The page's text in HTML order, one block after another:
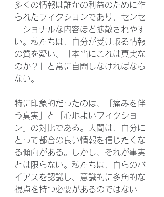
多くの情報は誰かの利益のために作
られたフィクションであり、センセ
ーショナルな内容ほど拡散されやす
い。私たちは、自分が受け取る情報
の質を疑い、「本当にこれは真実な
のか？」と常に自問しなければなら
ない。
特に印象的だったのは、「痛みを伴
う真実」と「心地よいフィクショ
ン」の対比である。人間は、自分に
とって都合の良い情報を信じたくな
る傾向がある。しかし、それが事実
とは限らない。私たちは、自らのバ
イアスを認識し、意識的に多角的な
視点を持つ必要があるのではない